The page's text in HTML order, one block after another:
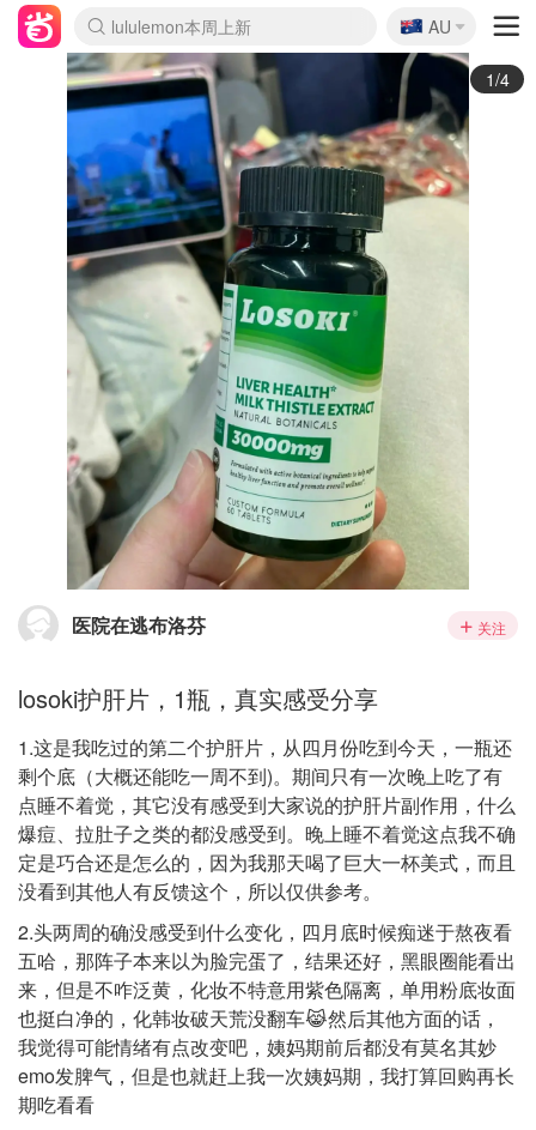
lululemon本周上新
Sasa美妆护肤3.5折
SSENSE年中3折
FreshBeauty好价汇总
Cettire降价+叠9折
Farfetch折上8折
WWS Coles超市实拍
viagogo二手票捡漏
Myer清仓1折起
The Outnet奢牌1折起
David Jones 3折起
Flannels大牌1折
Perfumes Club护肤1折
AMIRO返校季6.2折
Oweek抽奖送Airpods
Amazon折扣汇总
eToro入金$200送$50
Amazon数码好物
ICONIC本周7.5折
ThedoubleF高奢地板价
Moose Knuckles 6折
丝芙兰5折起
EUFY官网3.7折起
Selenichast首饰2折
Trip机票酒店促销
YSL送5件彩妆礼
Amazon家居好物
BIGBANG巡演开票
David Jones时尚3折
Amazon美妆护肤
雅漾大喷$8
过敏原检测盒$33
伊索独家赠50ml沐浴露
科颜氏送高保湿面霜
SEALIFE海洋馆门票6折
丝塔芙大白罐$16
订阅Newsletter送香薰
Cult Beauty 6.8折
Harrods圣诞日历2.3折
LN-CC奢牌私促3折
d'Alba空姐喷雾$16
EVE LOM套装逆天2折
Bernardelli独家4折
Adore Beauty 6折起
CT圣诞日历
Mytheresa奢品2.7折
🇦🇺
AU
2/4
医院在逃布洛芬 关注
losoki护肝片，1瓶，真实感受分享
1.这是我吃过的第二个护肝片，从四月份吃到今天，一瓶还
剩个底（大概还能吃一周不到)。期间只有一次晚上吃了有
点睡不着觉，其它没有感受到大家说的护肝片副作用，什么
爆痘、拉肚子之类的都没感受到。晚上睡不着觉这点我不确
定是巧合还是怎么的，因为我那天喝了巨大一杯美式，而且
没看到其他人有反馈这个，所以仅供参考。
2.头两周的确没感受到什么变化，四月底时候痴迷于熬夜看
五哈，那阵子本来以为脸完蛋了，结果还好，黑眼圈能看出
来，但是不咋泛黄，化妆不特意用紫色隔离，单用粉底妆面
也挺白净的，化韩妆破天荒没翻车😹然后其他方面的话，
我觉得可能情绪有点改变吧，姨妈期前后都没有莫名其妙
emo发脾气，但是也就赶上我一次姨妈期，我打算回购再长
期吃看看